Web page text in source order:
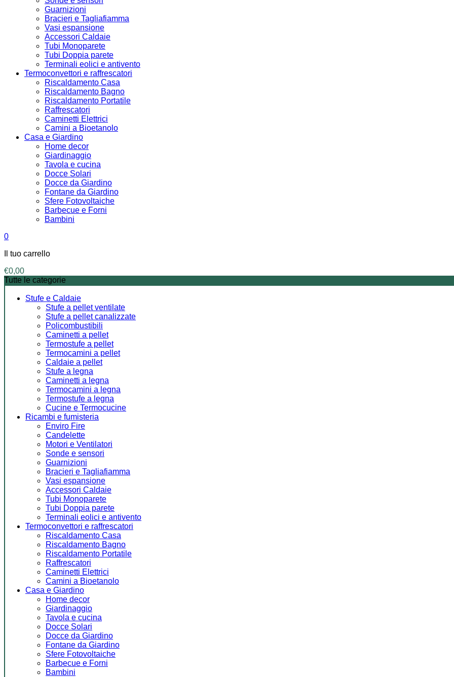
Guarnizioni
Bracieri e Tagliafiamma
Vasi espansione
Accessori Caldaie
Tubi Monoparete
Tubi Doppia parete
Terminali eolici e antivento
Termoconvettori e raffrescatori
Riscaldamento Casa
Riscaldamento Bagno
Riscaldamento Portatile
Raffrescatori
Caminetti Elettrici
Camini a Bioetanolo
Casa e Giardino
Home decor
Giardinaggio
Tavola e cucina
Docce Solari
Docce da Giardino
Fontane da Giardino
Sfere Fotovoltaiche
Barbecue e Forni
Bambini
0
Il tuo carrello
€0,00
Tutte le categorie
Stufe e Caldaie
Stufe a pellet ventilate
Stufe a pellet canalizzate
Policombustibili
Caminetti a pellet
Termostufe a pellet
Termocamini a pellet
Caldaie a pellet
Stufe a legna
Caminetti a legna
Termocamini a legna
Termostufe a legna
Cucine e Termocucine
Ricambi e fumisteria
Enviro Fire
Candelette
Motori e Ventilatori
Sonde e sensori
Guarnizioni
Bracieri e Tagliafiamma
Vasi espansione
Accessori Caldaie
Tubi Monoparete
Tubi Doppia parete
Terminali eolici e antivento
Termoconvettori e raffrescatori
Riscaldamento Casa
Riscaldamento Bagno
Riscaldamento Portatile
Raffrescatori
Caminetti Elettrici
Camini a Bioetanolo
Casa e Giardino
Home decor
Giardinaggio
Tavola e cucina
Docce Solari
Docce da Giardino
Fontane da Giardino
Sfere Fotovoltaiche
Barbecue e Forni
Bambini